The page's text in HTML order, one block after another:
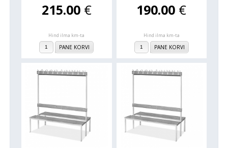
215.00 €
Hind ilma km-ta
PANE KORVI
190.00 €
Hind ilma km-ta
PANE KORVI